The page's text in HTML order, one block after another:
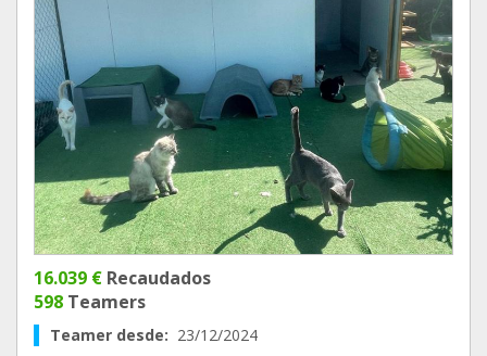
16.039 € Recaudados
598 Teamers
Teamer desde: 23/12/2024